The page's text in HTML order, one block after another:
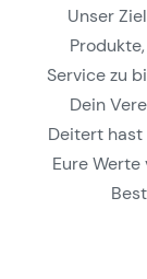
Unser
Service zu
Dein
Deitert hast
Eure